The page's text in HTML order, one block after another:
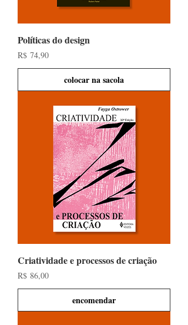
Políticas do design
Preço
R$ 74,90
colocar na sacola
Criatividade e processos de criação
Preço
R$ 86,00
encomendar